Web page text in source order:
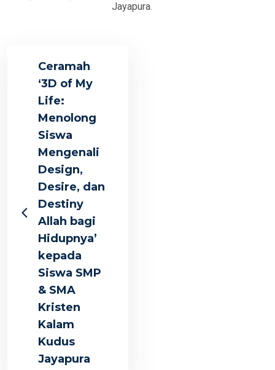
Jayapura.
Ceramah
‘3D of My
Life:
Menolong
Siswa
Mengenali
Design,
Desire, dan
Destiny
Allah bagi
Hidupnya’
kepada
Siswa SMP
& SMA
Kristen
Kalam
Kudus
Jayapura